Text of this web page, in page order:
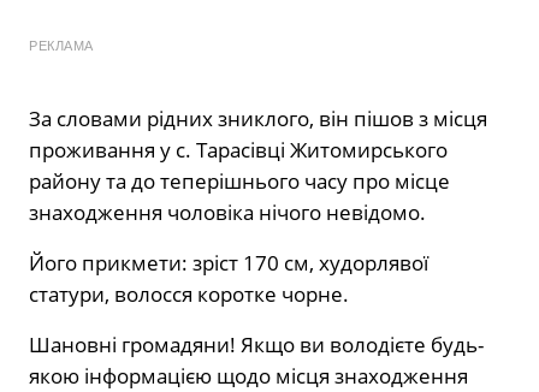
РЕКЛАМА
За словами рідних зниклого, він пішов з місця
проживання у с. Тарасівці Житомирського
району та до теперішнього часу про місце
знаходження чоловіка нічого невідомо.
Його прикмети: зріст 170 см, худорлявої
статури, волосся коротке чорне.
Шановні громадяни! Якщо ви володієте будь-
якою інформацією щодо місця знаходження